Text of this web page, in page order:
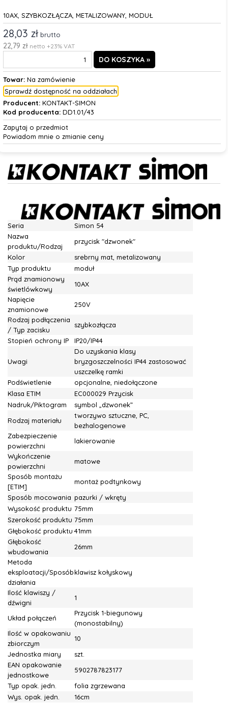
10AX, SZYBKOZŁĄCZA, METALIZOWANY, MODUŁ
28,03 zł brutto
22,79 zł netto +23% VAT
Towar:Na zamówienie
Sprawdź dostępność na oddziałach
Producent:KONTAKT-SIMON
Kod producenta:DD1.01/43
Zapytaj o przedmiot
Powiadom mnie o zmianie ceny
Seria
Simon 54
Nazwa
produktu/Rodzaj
przycisk "dzwonek"
Kolor
srebrny mat, metalizowany
Typ produktu
moduł
Prąd znamionowy
świetlówkowy
10AX
Napięcie
znamionowe
250V
Rodzaj podłączenia
/ Typ zacisku
szybkozłącza
Stopień ochrony IP
IP20/IP44
Uwagi
Do uzyskania klasy
bryzgoszczelności IP44 zastosować
uszczelkę ramki
Podświetlenie
opcjonalne, niedołączone
Klasa ETIM
EC000029 Przycisk
Nadruk/Piktogram
symbol „dzwonek”
Rodzaj materiału
tworzywo sztuczne, PC,
bezhalogenowe
Zabezpieczenie
powierzchni
lakierowanie
Wykończenie
powierzchni
matowe
Sposób montażu
[ETIM]
montaż podtynkowy
Sposób mocowania pazurki / wkręty
Wysokość produktu 75mm
Szerokość produktu 75mm
Głębokość produktu 41mm
Głębokość
wbudowania
26mm
Metoda
eksploatacji/Sposób
działania
klawisz kołyskowy
Ilość klawiszy /
dźwigni
1
Układ połączeń
Przycisk 1-biegunowy
(monostabilny)
Ilość w opakowaniu
zbiorczym
10
Jednostka miary
szt.
EAN opakowanie
jednostkowe
5902787823177
Typ opak. jedn.
folia zgrzewana
Wys. opak. jedn.
16cm